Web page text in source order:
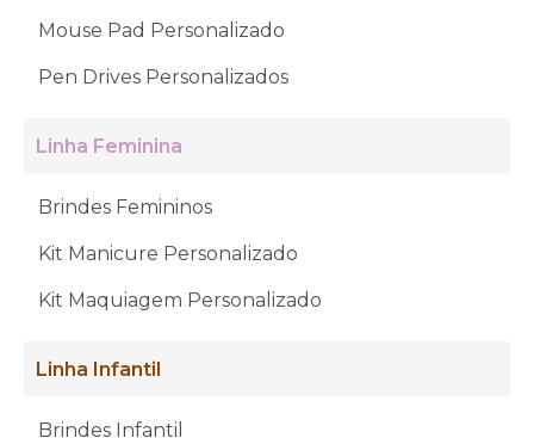
Mouse Pad Personalizado
Pen Drives Personalizados
Linha Feminina
Brindes Femininos
Kit Manicure Personalizado
Kit Maquiagem Personalizado
Linha Infantil
Brindes Infantil